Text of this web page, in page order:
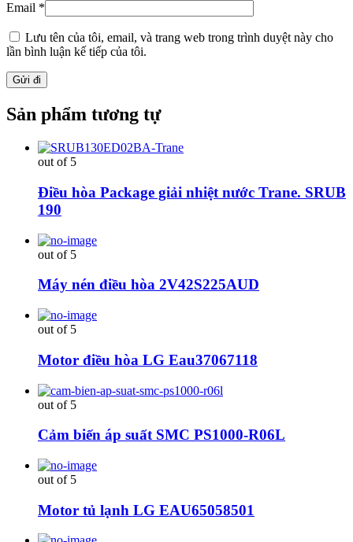
Email *
Lưu tên của tôi, email, và trang web trong trình duyệt này cho
lần bình luận kế tiếp của tôi.
Sản phẩm tương tự
out of 5
Điều hòa Package giải nhiệt nước Trane. SRUB
190
out of 5
Máy nén điều hòa 2V42S225AUD
out of 5
Motor điều hòa LG Eau37067118
out of 5
Cảm biến áp suất SMC PS1000-R06L
out of 5
Motor tủ lạnh LG EAU65058501